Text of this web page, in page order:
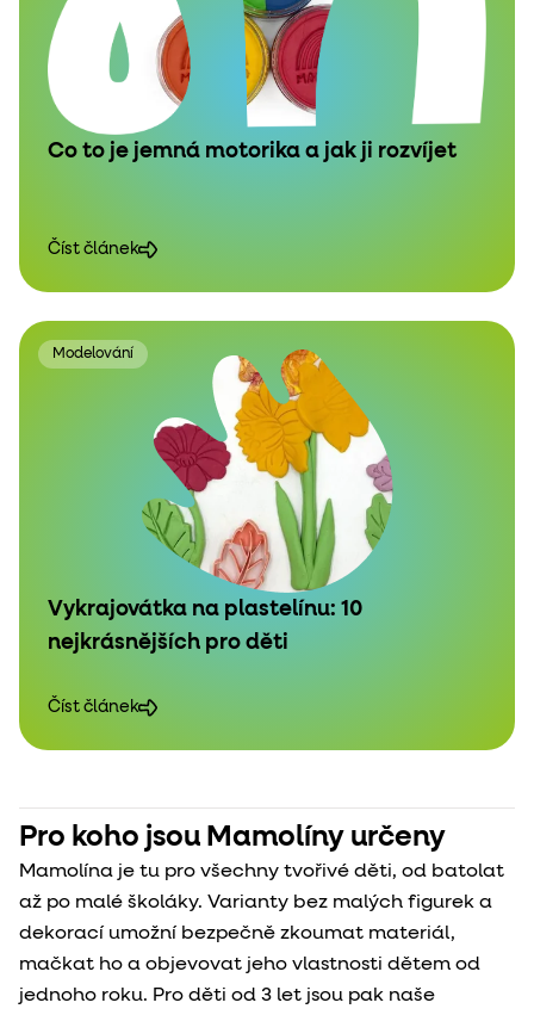
Co to je jemná motorika a jak ji rozvíjet
Číst článek
Modelování
Vykrajovátka na plastelínu: 10
nejkrásnějších pro děti
Číst článek
Pro koho jsou Mamolíny určeny
Mamolína je tu pro všechny tvořivé děti, od batolat
až po malé školáky. Varianty bez malých figurek a
dekorací umožní bezpečně zkoumat materiál,
mačkat ho a objevovat jeho vlastnosti dětem od
jednoho roku. Pro děti od 3 let jsou pak naše